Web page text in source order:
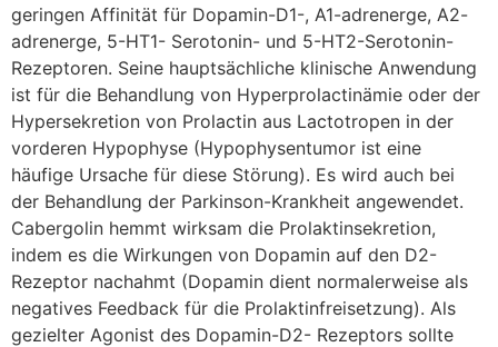
geringen Affinität für Dopamin-D1-, A1-adrenerge, A2-
adrenerge, 5-HT1- Serotonin- und 5-HT2-Serotonin-
Rezeptoren. Seine hauptsächliche klinische Anwendung
ist für die Behandlung von Hyperprolactinämie oder der
Hypersekretion von Prolactin aus Lactotropen in der
vorderen Hypophyse (Hypophysentumor ist eine
häufige Ursache für diese Störung). Es wird auch bei
der Behandlung der Parkinson-Krankheit angewendet.
Cabergolin hemmt wirksam die Prolaktinsekretion,
indem es die Wirkungen von Dopamin auf den D2-
Rezeptor nachahmt (Dopamin dient normalerweise als
negatives Feedback für die Prolaktinfreisetzung). Als
gezielter Agonist des Dopamin-D2- Rezeptors sollte